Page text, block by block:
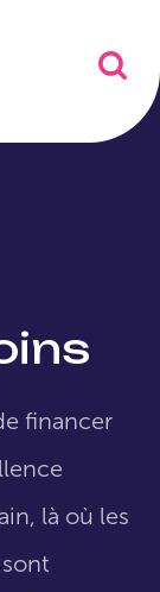
financer
là où les